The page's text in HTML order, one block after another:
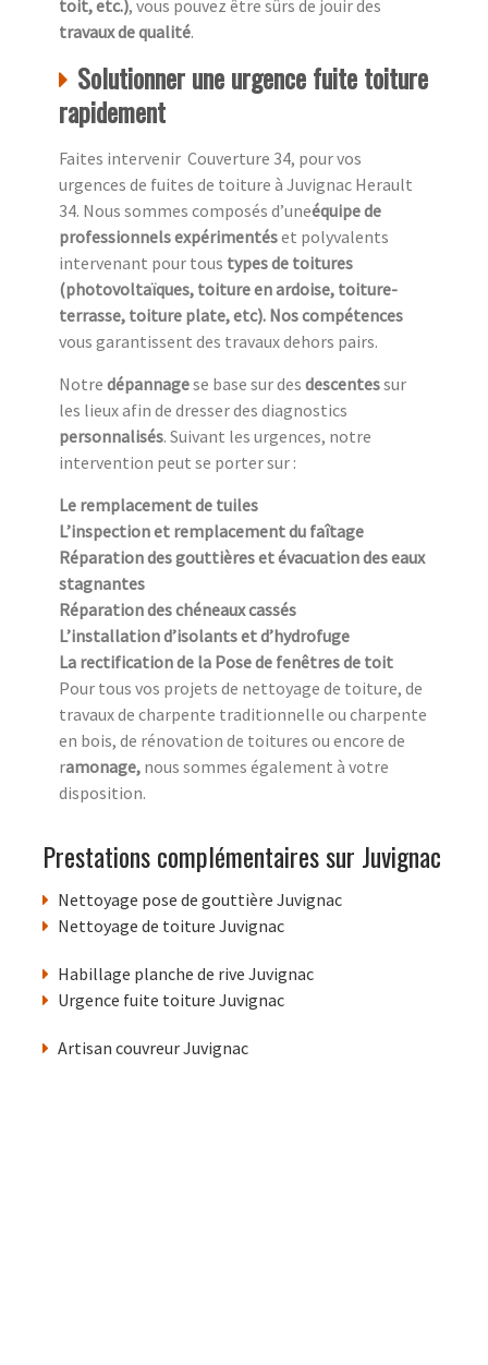
toit, etc.), vous pouvez être sûrs de jouir des
travaux de qualité.
Solutionner une urgence fuite toiture
rapidement
Faites intervenir Couverture 34, pour vos
urgences de fuites de toiture à Juvignac Herault
34. Nous sommes composés d’uneéquipe de
professionnels expérimentéset polyvalents
intervenant pour tous types de toitures
(photovoltaïques, toiture en ardoise, toiture-
terrasse, toiture plate, etc). Nos compétences
vous garantissent des travaux dehors pairs.
Notre dépannagese base sur des descentessur
les lieux afin de dresser des diagnostics
personnalisés. Suivant les urgences, notre
intervention peut se porter sur :
Le remplacement de tuiles
L’inspection et remplacement du faîtage
Réparation des gouttières et évacuation des eaux
stagnantes
Réparation des chéneaux cassés
L’installation d’isolants et d’hydrofuge
La rectification de la Pose de fenêtres de toit
Pour tous vos projets de nettoyage de toiture, de
travaux de charpente traditionnelle ou charpente
en bois, de rénovation de toitures ou encore de
ramonage, nous sommes également à votre
disposition.
Prestations complémentaires sur Juvignac
Nettoyage pose de gouttière Juvignac
Nettoyage de toiture Juvignac
Habillage planche de rive Juvignac
Urgence fuite toiture Juvignac
Artisan couvreur Juvignac